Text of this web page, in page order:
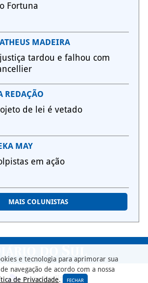
Fortuna
MADEIRA
tardou e falhou com
REDAÇÃO
de lei é vetado
MAY
em ação
MAIS COLUNISTAS
e tecnologia para aprimorar sua
navegação de acordo com a nossa
de Privacidade. FECHAR